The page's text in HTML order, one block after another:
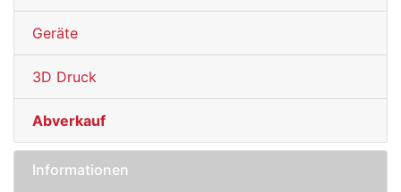
Geräte
3D Druck
Abverkauf
Informationen